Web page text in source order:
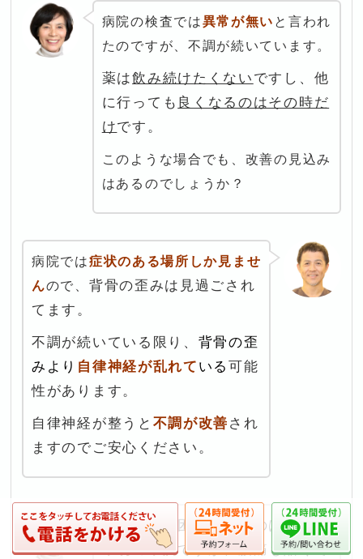
病院の検査では異常が無い と言われ
たのですが、不調が続いています。
薬は飲み続けたくない ですし、他
に行っても 良くなるのはその時だ
けです。
このような場合でも、改善の見込み
はあるのでしょうか？
病院では症状のある場所しか見ませ
んので、 背骨の歪みは見過ごされ
てます。
不調が続いている限り、 背骨の歪
みより 自律神経が乱れて いる可能
性があります。
自律神経が整うと 不調が改善 され
ますのでご安心ください。
私がいつも困っているのは、原因
不明の不調ですが、腰痛も酷くて